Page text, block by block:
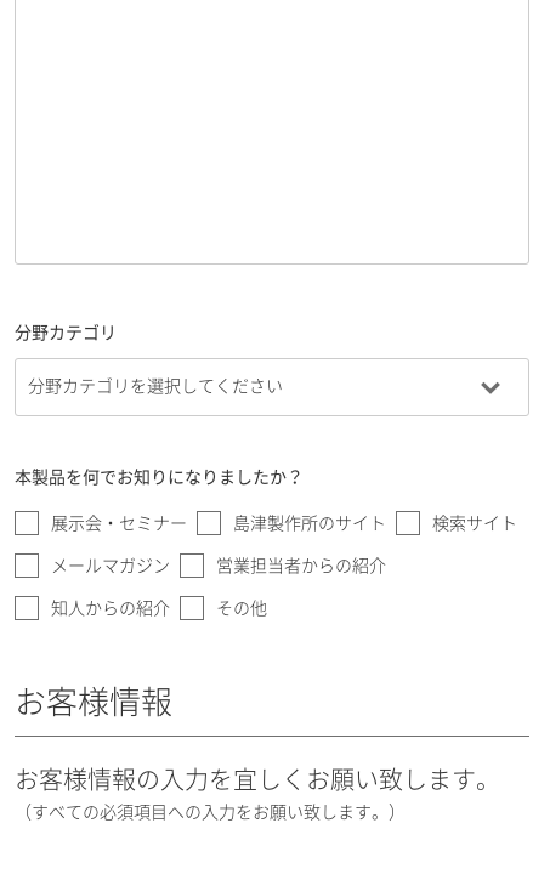
分野カテゴリ
本製品を何でお知りになりましたか？
展示会・セミナー 島津製作所のサイト 検索サイト
メールマガジン 営業担当者からの紹介
知人からの紹介 その他
お客様情報
お客様情報の入力を宜しくお願い致します。
（すべての必須項目への入力をお願い致します。）